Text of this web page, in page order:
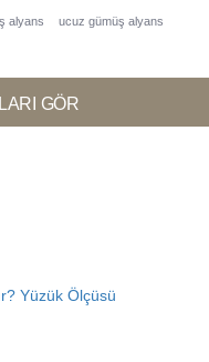
alyans
ucuz gümüş alyans
GÖR
Yüzük Ölçüsü